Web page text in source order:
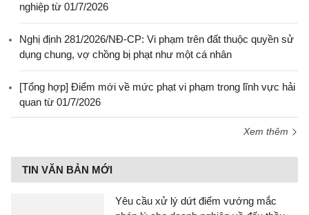
nghiệp từ 01/7/2026
Nghị định 281/2026/NĐ-CP: Vi phạm trên đất thuộc quyền sử
dụng chung, vợ chồng bị phạt như một cá nhân
[Tổng hợp] Điểm mới về mức phạt vi phạm trong lĩnh vực hải
quan từ 01/7/2026
Xem thêm
TIN VĂN BẢN MỚI
Yêu cầu xử lý dứt điểm vướng mắc